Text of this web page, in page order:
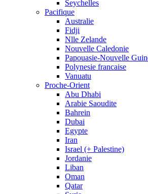
Seychelles
Pacifique
Australie
Fidji
Nlle Zelande
Nouvelle Caledonie
Papouasie-Nouvelle
Polynesie francaise
Vanuatu
Proche-Orient
Abu Dhabi
Arabie Saoudite
Bahrein
Dubai
Egypte
Iran
Israel (+ Palestine)
Jordanie
Liban
Oman
Qatar